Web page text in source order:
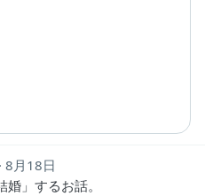
8月18日
」するお話。